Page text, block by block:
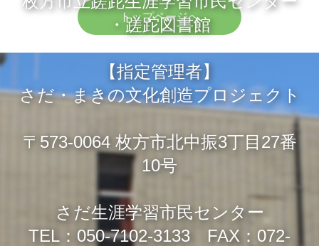
トップページへ
・蹉跎図書館
【指定管理者】
さだ・まきの文化創造プロジェクト
〒573-0064 枚方市北中振3丁目27番
10号
さだ生涯学習市民センター
TEL：050-7102-3133 FAX：072-